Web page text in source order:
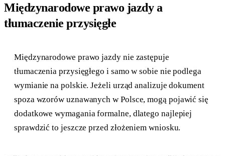
Międzynarodowe prawo jazdy a
tłumaczenie przysięgłe
Międzynarodowe prawo jazdy nie zastępuje
tłumaczenia przysięgłego i samo w sobie nie podlega
wymianie na polskie. Jeżeli urząd analizuje dokument
spoza wzorów uznawanych w Polsce, mogą pojawić się
dodatkowe wymagania formalne, dlatego najlepiej
sprawdzić to jeszcze przed złożeniem wniosku.